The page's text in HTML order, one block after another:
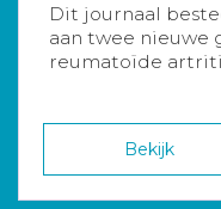
Dit journaal
aan twee nieuwe
reumatoïde
Bekijk